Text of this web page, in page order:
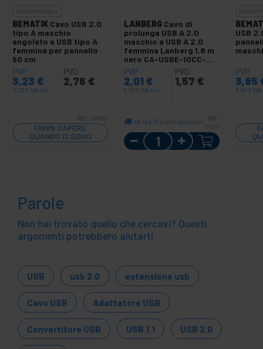
BEMATIK Cavo USB 2.0
tipo A maschio
angolato a USB tipo A
femmina per pannello
50 cm
PVP
3,23 €
3,23 € IVA inc.
PVD
2,76 €
REF: UB101
FAMMI SAPERE
QUANDO CI SONO
SCORTE
LANBERG Cavo di
prolunga USB A 2.0
maschio a USB A 2.0
femmina Lanberg 1,8 m
nero CA-USBE-10CC-
0018-BK
PVP
2,01 €
2,01 € IVA inc.
PVD
1,57 €
Da 12 a 13 giorni lavorativi
REF:
CU111
Quantità
USB
PVP
3,95
3,95 €
Parole
Non hai trovato quello che cercavi? Questi
argomenti potrebbero aiutarti
USB usb 2.0 estensione usb
Cavo USB Adattatore USB
Convertitore USB USB 1.1 USB 2.0